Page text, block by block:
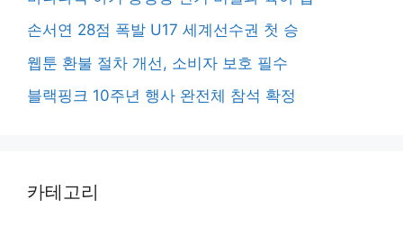
손서연 28점 폭발 U17 세계선수권 첫 승
웹툰 환불 절차 개선, 소비자 보호 필수
블랙핑크 10주년 행사 완전체 참석 확정
카테고리